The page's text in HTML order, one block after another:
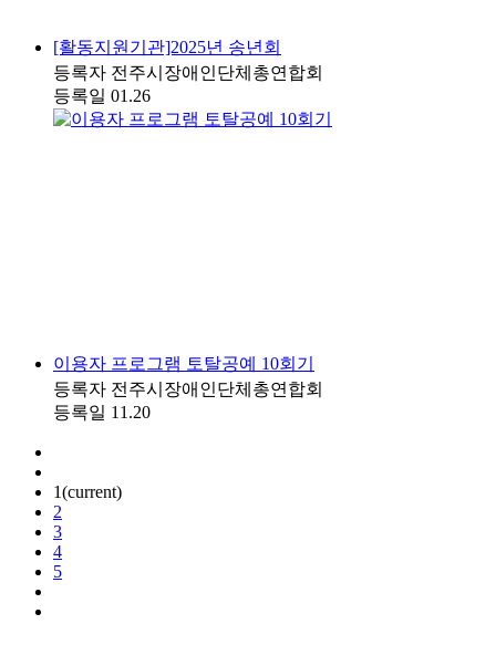
[활동지원기관]2025년 송년회
등록자 전주시장애인단체총연합회
등록일 01.26
이용자 프로그램 토탈공예 10회기
등록자 전주시장애인단체총연합회
등록일 11.20
1(current)
2
3
4
5